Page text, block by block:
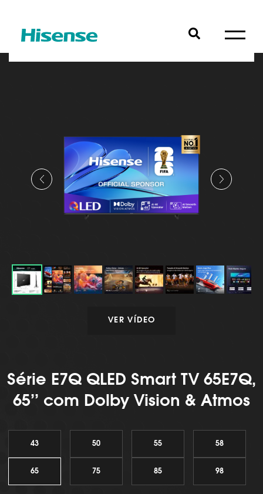
Série E7Q QLED Smart TV 65E7Q,
65’’ com Dolby Vision & Atmos
43 50 55 58
65 75 85 98
VER VÍDEO